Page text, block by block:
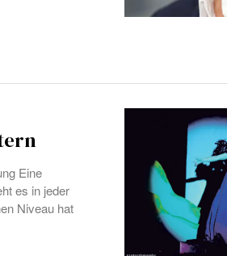
Eine
es in jeder
Niveau hat